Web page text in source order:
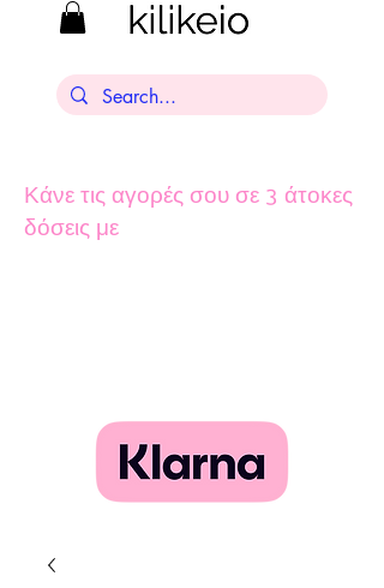
Κάνε τις αγορές σου σε 3 άτοκες
δόσεις με